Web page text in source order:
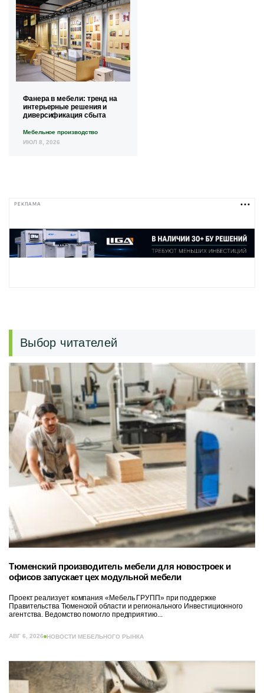
Фанера в мебели: тренд на
интерьерные решения и
диверсификация сбыта
Мебельное производство
ИЮЛ 8, 2026
РЕКЛАМА
Выбор читателей
Тюменский производитель мебели для новостроек и
офисов запускает цех модульной мебели
Проект реализует компания «Мебель ГРУПП» при поддержке
Правительства Тюменской области и регионального Инвестиционного
агентства. Ведомство помогло предприятию...
АВГ 6, 2026 НОВОСТИ МЕБЕЛЬНОГО РЫНКА